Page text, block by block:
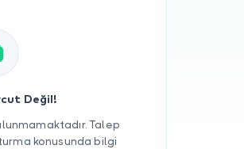
Değil!
Talep
konusunda bilgi